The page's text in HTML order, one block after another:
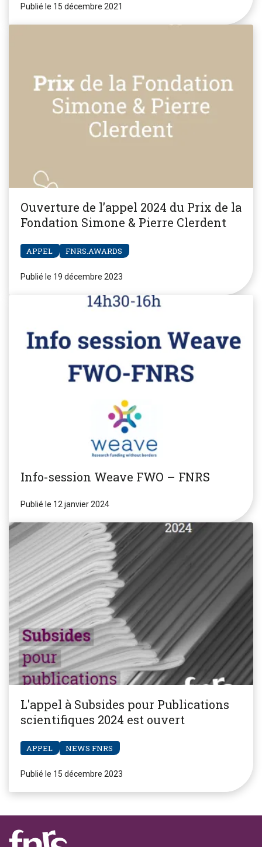
Publié le 15 décembre 2021
Ouverture de l’appel 2024 du Prix de la
Fondation Simone & Pierre Clerdent
APPEL FNRS.AWARDS
Publié le 19 décembre 2023
Info-session Weave FWO – FNRS
Publié le 12 janvier 2024
L'appel à Subsides pour Publications
scientifiques 2024 est ouvert
APPEL NEWS FNRS
Publié le 15 décembre 2023